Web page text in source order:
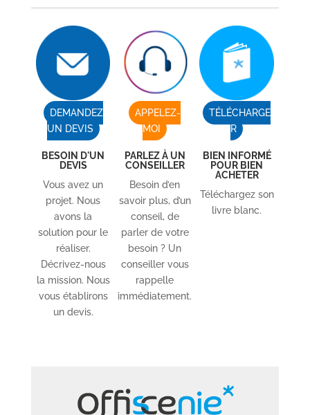
DEMANDEZ
UN DEVIS
BESOIN D'UN
DEVIS
Vous avez un
projet. Nous
avons la
solution pour le
réaliser.
Décrivez-nous
la mission. Nous
vous établirons
un devis.
APPELEZ-
MOI
PARLEZ À UN
CONSEILLER
Besoin d’en
savoir plus, d’un
conseil, de
parler de votre
besoin ? Un
conseiller vous
rappelle
immédiatement.
TÉLÉCHARGE
R
BIEN INFORMÉ
POUR BIEN
ACHETER
Téléchargez son
livre blanc.